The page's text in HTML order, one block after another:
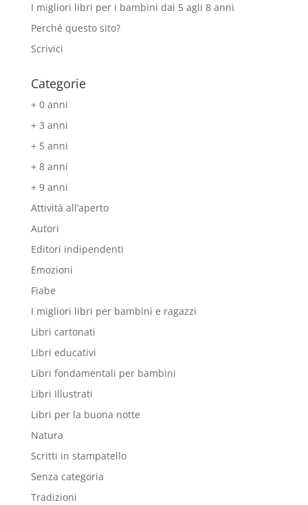
I migliori libri per i bambini dai 5 agli 8 anni
Perché questo sito?
Scrivici
Categorie
+ 0 anni
+ 3 anni
+ 5 anni
+ 8 anni
+ 9 anni
Attività all’aperto
Autori
Editori indipendenti
Emozioni
Fiabe
I migliori libri per bambini e ragazzi
Libri cartonati
Libri educativi
Libri fondamentali per bambini
Libri Illustrati
Libri per la buona notte
Natura
Scritti in stampatello
Senza categoria
Tradizioni